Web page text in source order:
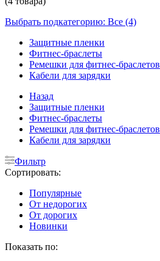
Выбрать подкатегорию: Все (4)
Защитные пленки
Фитнес-браслеты
Ремешки для фитнес-браслетов
Кабели для зарядки
Назад
Защитные пленки
Фитнес-браслеты
Ремешки для фитнес-браслетов
Кабели для зарядки
Фильтр
Сортировать:
Популярные
От недорогих
От дорогих
Новинки
Показать по: